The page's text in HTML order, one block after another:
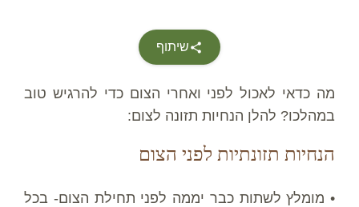
שיתוף
מה כדאי לאכול לפני ואחרי הצום כדי להרגיש טוב
במהלכו? להלן הנחיות תזונה לצום:
הנחיות תזונתיות לפני הצום
• מומלץ לשתות כבר יממה לפני תחילת הצום- בכל